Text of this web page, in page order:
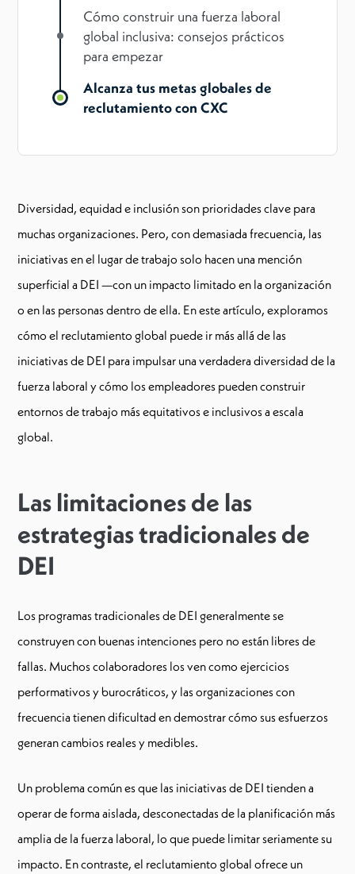
Cómo construir una fuerza laboral
global inclusiva: consejos prácticos
para empezar
Alcanza tus metas globales de
reclutamiento con CXC
Diversidad, equidad e inclusión son prioridades clave para
muchas organizaciones. Pero, con demasiada frecuencia, las
iniciativas en el lugar de trabajo solo hacen una mención
superficial a DEI —con un impacto limitado en la organización
o en las personas dentro de ella. En este artículo, exploramos
cómo el reclutamiento global puede ir más allá de las
iniciativas de DEI para impulsar una verdadera diversidad de la
fuerza laboral y cómo los empleadores pueden construir
entornos de trabajo más equitativos e inclusivos a escala
global.
Las limitaciones de las
estrategias tradicionales de
DEI
Los programas tradicionales de DEI generalmente se
construyen con buenas intenciones pero no están libres de
fallas. Muchos colaboradores los ven como ejercicios
performativos y burocráticos, y las organizaciones con
frecuencia tienen dificultad en demostrar cómo sus esfuerzos
generan cambios reales y medibles.
Un problema común es que las iniciativas de DEI tienden a
operar de forma aislada, desconectadas de la planificación más
amplia de la fuerza laboral, lo que puede limitar seriamente su
impacto. En contraste, el reclutamiento global ofrece un